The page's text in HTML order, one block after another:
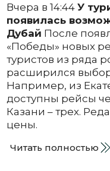
Вчера в 14:44 У
появилась
Дубай После
«Победы» новых
туристов из ряда
расширился
Например, из
доступны рейсы
Казани – трех.
цены.
Читать полностью